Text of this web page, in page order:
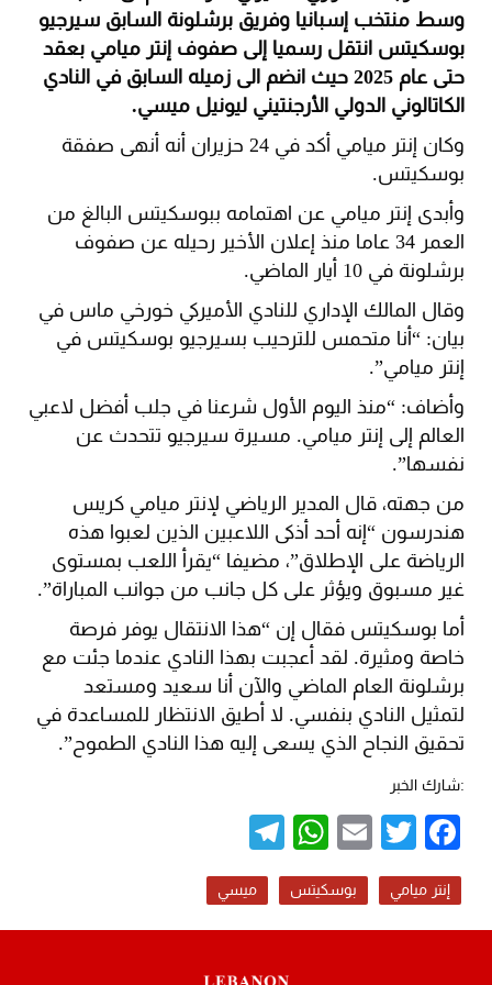
وسط منتخب إسبانيا وفريق برشلونة السابق سيرجيو
بوسكيتس انتقل رسميا إلى صفوف إنتر ميامي بعقد
حتى عام 2025 حيث انضم الى زميله السابق في النادي
الكاتالوني الدولي الأرجنتيني ليونيل ميسي.
وكان إنتر ميامي أكد في 24 حزيران أنه أنهى صفقة
بوسكيتس.
وأبدى إنتر ميامي عن اهتمامه ببوسكيتس البالغ من
العمر 34 عاما منذ إعلان الأخير رحيله عن صفوف
برشلونة في 10 أيار الماضي.
وقال المالك الإداري للنادي الأميركي خورخي ماس في
بيان: “أنا متحمس للترحيب بسيرجيو بوسكيتس في
إنتر ميامي”.
وأضاف: “منذ اليوم الأول شرعنا في جلب أفضل لاعبي
العالم إلى إنتر ميامي. مسيرة سيرجيو تتحدث عن
نفسها”.
من جهته، قال المدير الرياضي لإنتر ميامي كريس
هندرسون “إنه أحد أذكى اللاعبين الذين لعبوا هذه
الرياضة على الإطلاق”، مضيفا “يقرأ اللعب بمستوى
غير مسبوق ويؤثر على كل جانب من جوانب المباراة”.
أما بوسكيتس فقال إن “هذا الانتقال يوفر فرصة
خاصة ومثيرة. لقد أعجبت بهذا النادي عندما جئت مع
برشلونة العام الماضي والآن أنا سعيد ومستعد
لتمثيل النادي بنفسي. لا أطيق الانتظار للمساعدة في
تحقيق النجاح الذي يسعى إليه هذا النادي الطموح”.
:شارك الخبر
Facebook
Twitter
Email
WhatsApp
إنتر ميامي بوسكيتس ميسي